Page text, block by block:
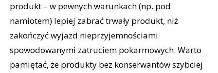
produkt – w pewnych warunkach (np. pod
namiotem) lepiej zabrać trwały produkt, niż
zakończyć wyjazd nieprzyjemnościami
spowodowanymi zatruciem pokarmowych. Warto
pamiętać, że produkty bez konserwantów szybciej